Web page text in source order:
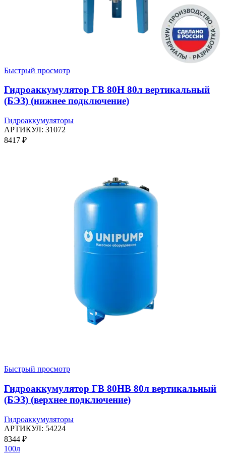
Быстрый просмотр
Гидроаккумулятор ГВ 80Н 80л вертикальный
(БЭЗ) (нижнее подключение)
Гидроаккумуляторы
АРТИКУЛ: 31072
8417 ₽
Быстрый просмотр
Гидроаккумулятор ГВ 80НВ 80л вертикальный
(БЭЗ) (верхнее подключение)
Гидроаккумуляторы
АРТИКУЛ: 54224
8344 ₽
100л